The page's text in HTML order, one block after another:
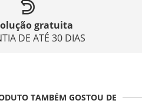
gratuita
DE ATÉ 30 DIAS
TAMBÉM GOSTOU DE